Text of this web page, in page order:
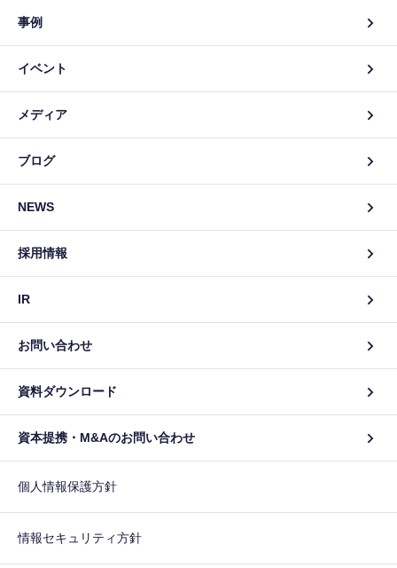
事例
イベント
メディア
ブログ
NEWS
採用情報
IR
お問い合わせ
資料ダウンロード
資本提携・M&Aのお問い合わせ
個人情報保護方針
情報セキュリティ方針